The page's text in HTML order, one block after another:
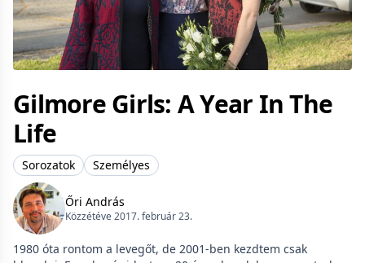
Gilmore Girls: A Year In The
Life
Sorozatok Személyes
Őri András
Közzétéve 2017. február 23.
1980 óta rontom a levegőt, de 2001-ben kezdtem csak